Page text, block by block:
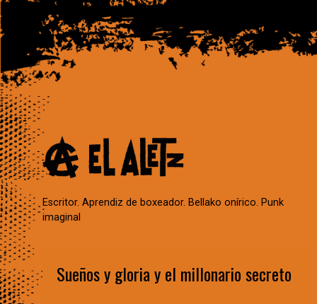
Escritor. Aprendiz de boxeador. Bellako onírico. Punk
imaginal
Sueños y gloria y el millonario secreto